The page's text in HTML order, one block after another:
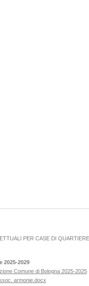
PER CASE DI
2025-2029
Comune di Bologna 2025-2025
armonie.docx